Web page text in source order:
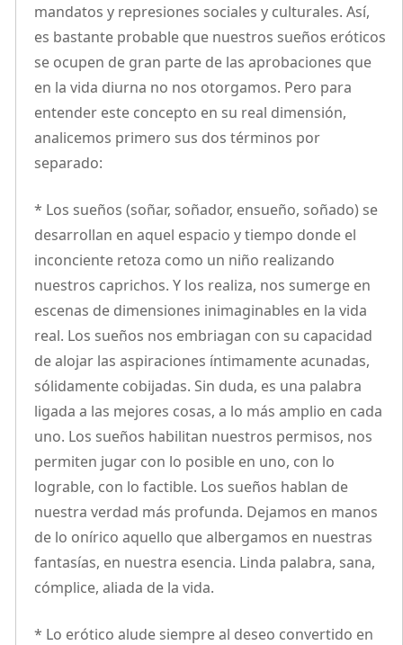
mandatos y represiones sociales y culturales. Así,
es bastante probable que nuestros sueños eróticos
se ocupen de gran parte de las aprobaciones que
en la vida diurna no nos otorgamos. Pero para
entender este concepto en su real dimensión,
analicemos primero sus dos términos por
separado:
* Los sueños (soñar, soñador, ensueño, soñado) se
desarrollan en aquel espacio y tiempo donde el
inconciente retoza como un niño realizando
nuestros caprichos. Y los realiza, nos sumerge en
escenas de dimensiones inimaginables en la vida
real. Los sueños nos embriagan con su capacidad
de alojar las aspiraciones íntimamente acunadas,
sólidamente cobijadas. Sin duda, es una palabra
ligada a las mejores cosas, a lo más amplio en cada
uno. Los sueños habilitan nuestros permisos, nos
permiten jugar con lo posible en uno, con lo
lograble, con lo factible. Los sueños hablan de
nuestra verdad más profunda. Dejamos en manos
de lo onírico aquello que albergamos en nuestras
fantasías, en nuestra esencia. Linda palabra, sana,
cómplice, aliada de la vida.
* Lo erótico alude siempre al deseo convertido en